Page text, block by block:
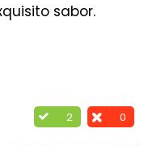
sabor.
2 0